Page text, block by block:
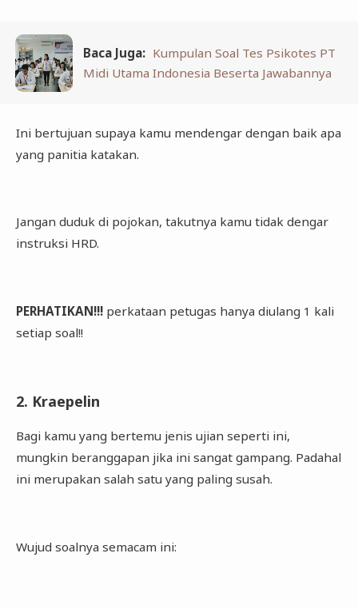
Baca Juga: Kumpulan Soal Tes Psikotes PT
Midi Utama Indonesia Beserta Jawabannya
Ini bertujuan supaya kamu mendengar dengan baik apa
yang panitia katakan.
Jangan duduk di pojokan, takutnya kamu tidak dengar
instruksi HRD.
PERHATIKAN!!!perkataan petugas hanya diulang 1 kali
setiap soal!!
2. Kraepelin
Bagi kamu yang bertemu jenis ujian seperti ini,
mungkin beranggapan jika ini sangat gampang. Padahal
ini merupakan salah satu yang paling susah.
Wujud soalnya semacam ini: